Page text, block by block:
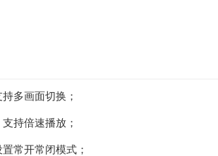
多画面切换；
持倍速播放；
常开常闭模式；